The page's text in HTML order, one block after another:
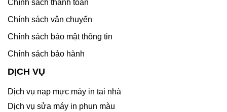
Chính sách thanh toán
Chính sách vận chuyển
Chính sách bảo mật thông tin
Chính sách bảo hành
DỊCH VỤ
Dịch vụ nạp mực máy in tại nhà
Dịch vụ sửa máy in phun màu